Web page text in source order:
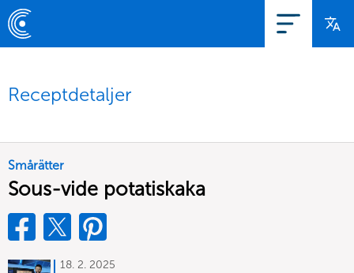
Receptdetaljer
Smårätter
Sous-vide potatiskaka
18. 2. 2025